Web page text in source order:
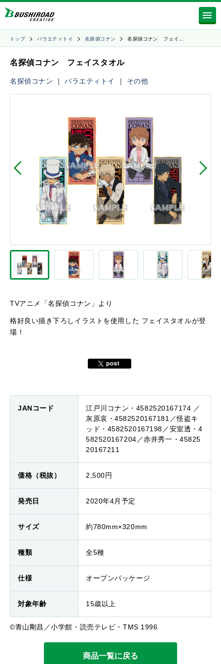
トップ バラエティトイ 名探偵コナン 名探偵コナン フェイ…
名探偵コナン フェイスタオル
名探偵コナン ｜バラエティトイ ｜ その他
TVアニメ「名探偵コナン」より
格好良い描き下ろしイラストを使用した フェイスタオルが登
場！
JANコード
江戸川コナン・4582520167174 ／
灰原哀・4582520167181／怪盗キ
ッド・4582520167198／安室透・4
582520167204／赤井秀一・45825
20167211
価格（税抜） 2,500円
発売日 2020年4月予定
サイズ 約780mm×320mm
種類 全5種
仕様 オープンパッケージ
対象年齢 15歳以上
©青山剛昌／小学館・読売テレビ・TMS 1996
商品一覧に戻る